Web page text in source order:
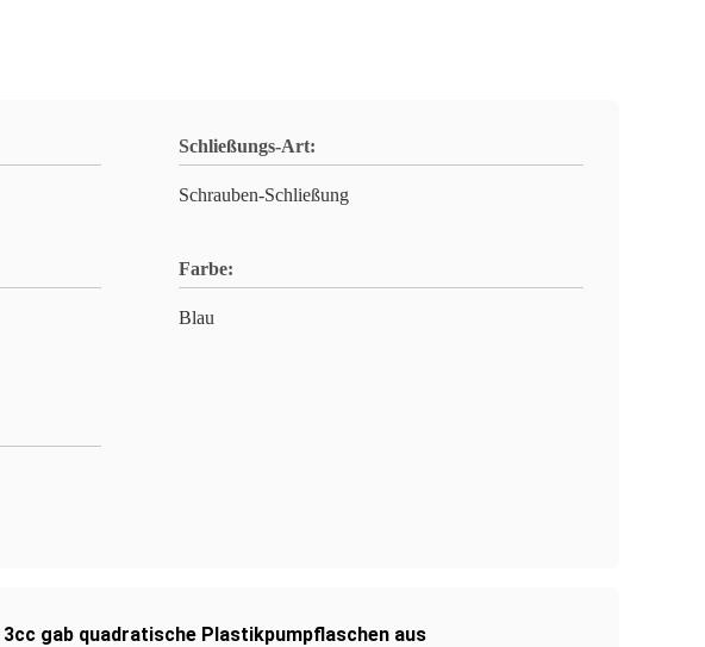
Schließungs-Art:
Schrauben-Schließung
Farbe:
Blau
3cc gab quadratische Plastikpumpflaschen aus